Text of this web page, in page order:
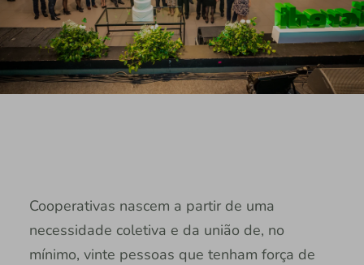
Cooperativas nascem a partir de uma
necessidade coletiva e da união de, no
mínimo, vinte pessoas que tenham força de